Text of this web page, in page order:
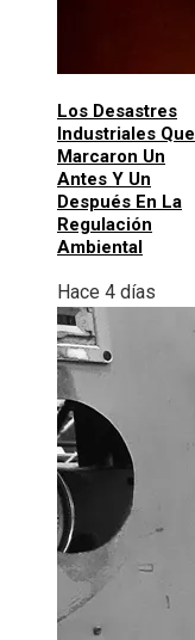
Los Desastres
Industriales Que
Marcaron Un
Antes Y Un
Después En La
Regulación
Ambiental
Hace 4 días